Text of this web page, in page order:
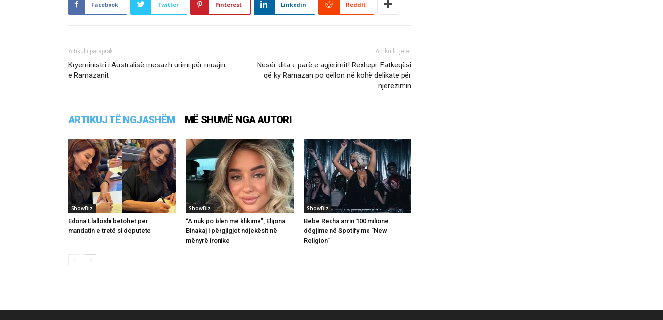
Facebook Twitter Pinterest Linkedin ReddIt
Artikulli paraprak
Kryeministri i Australisë mesazh urimi për muajin
e Ramazanit
Artikulli tjetër
Nesër dita e parë e agjërimit! Rexhepi: Fatkeqësi
që ky Ramazan po qëllon në kohë delikate për
njerëzimin
ARTIKUJ TË NGJASHËM MË SHUMË NGA AUTORI
ShowBiz
Edona Llalloshi betohet për
mandatin e tretë si deputete
ShowBiz
“A nuk po blen më klikime”, Elijona
Binakaj i përgjigjet ndjekësit në
mënyrë ironike
ShowBiz
Bebe Rexha arrin 100 milionë
dëgjime në Spotify me “New
Religion”